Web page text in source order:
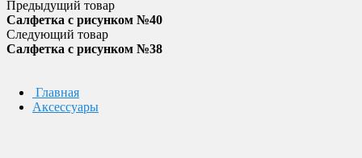
Предыдущий товар
Салфетка с рисунком №40
Следующий товар
Салфетка с рисунком №38
Главная
Аксессуары